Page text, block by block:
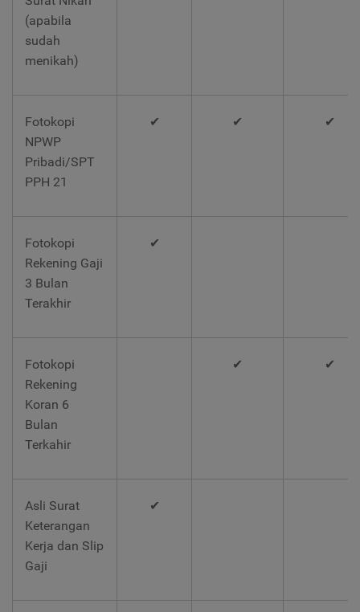
(apabila
sudah
menikah)
Fotokopi
NPWP
Pribadi/SPT
PPH 21
✔ ✔ ✔
Fotokopi
Rekening Gaji
3 Bulan
Terakhir
✔
Fotokopi
Rekening
Koran 6
Bulan
Terkahir
✔ ✔
Asli Surat
Keterangan
Kerja dan Slip
Gaji
✔